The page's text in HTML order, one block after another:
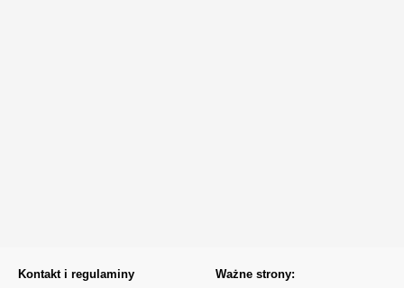
Kontakt i regulaminy
Ważne strony: